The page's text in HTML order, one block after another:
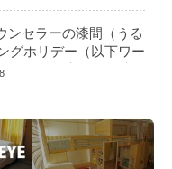
ンセラーの漆間（うる
グホリデー（以下ワー
か？海外生活に興味の
ストラリアで1年間海
が経験したワーホリの